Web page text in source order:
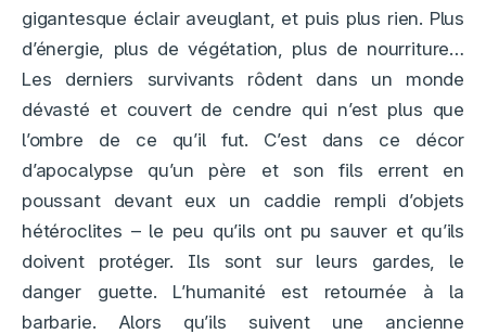
gigantesque éclair aveuglant, et puis plus rien. Plus
d’énergie, plus de végétation, plus de nourriture…
Les derniers survivants rôdent dans un monde
dévasté et couvert de cendre qui n’est plus que
l’ombre de ce qu’il fut. C’est dans ce décor
d’apocalypse qu’un père et son fils errent en
poussant devant eux un caddie rempli d’objets
hétéroclites – le peu qu’ils ont pu sauver et qu’ils
doivent protéger. Ils sont sur leurs gardes, le
danger guette. L’humanité est retournée à la
barbarie. Alors qu’ils suivent une ancienne